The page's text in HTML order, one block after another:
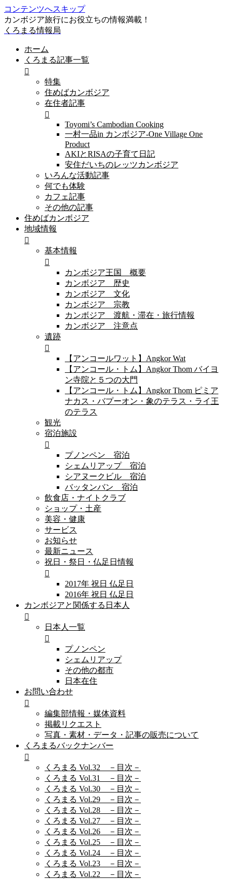
コンテンツへスキップ
カンボジア旅行にお役立ちの情報満載！
くろまる情報局
ホーム
くろまる記事一覧
特集
住めばカンボジア
在住者記事
Toyomi’s Cambodian Cooking
一村一品in カンボジア-One Village One
Product
AKIとRISAの子育て日記
安住だいちのレッツカンボジア
いろんな活動記事
何でも体験
カフェ記事
その他の記事
住めばカンボジア
地域情報
基本情報
カンボジア王国 概要
カンボジア 歴史
カンボジア 文化
カンボジア 宗教
カンボジア 渡航・滞在・旅行情報
カンボジア 注意点
遺跡
【アンコールワット】Angkor Wat
【アンコール・トム】Angkor Thom バイヨ
ン寺院と５つの大門
【アンコール・トム】Angkor Thom ピミア
ナカス・バプーオン・象のテラス・ライ王
のテラス
観光
宿泊施設
プノンペン 宿泊
シェムリアップ 宿泊
シアヌークビル 宿泊
バッタンバン 宿泊
飲食店・ナイトクラブ
ショップ・土産
美容・健康
サービス
お知らせ
最新ニュース
祝日・祭日・仏足日情報
2017年 祝日 仏足日
2016年 祝日 仏足日
カンボジアと関係する日本人
日本人一覧
プノンペン
シェムリアップ
その他の都市
日本在住
お問い合わせ
編集部情報・媒体資料
掲載リクエスト
写真・素材・データ・記事の販売について
くろまるバックナンバー
くろまる Vol.32 －目次－
くろまる Vol.31 －目次－
くろまる Vol.30 －目次－
くろまる Vol.29 －目次－
くろまる Vol.28 －目次－
くろまる Vol.27 －目次－
くろまる Vol.26 －目次－
くろまる Vol.25 －目次－
くろまる Vol.24 －目次－
くろまる Vol.23 －目次－
くろまる Vol.22 －目次－